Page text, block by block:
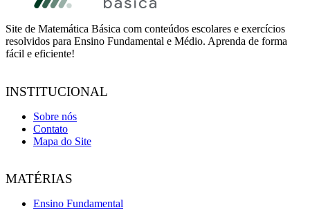
Site de Matemática Básica com conteúdos escolares e exercícios
resolvidos para Ensino Fundamental e Médio. Aprenda de forma
fácil e eficiente!
INSTITUCIONAL
Sobre nós
Contato
Mapa do Site
MATÉRIAS
Ensino Fundamental